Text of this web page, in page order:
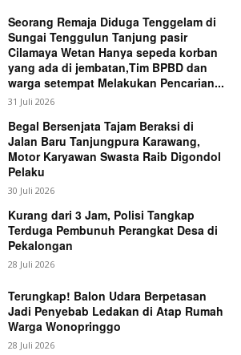
Seorang Remaja Diduga Tenggelam di
Sungai Tenggulun Tanjung pasir
Cilamaya Wetan Hanya sepeda korban
yang ada di jembatan,Tim BPBD dan
warga setempat Melakukan Pencarian...
31 Juli 2026
Begal Bersenjata Tajam Beraksi di
Jalan Baru Tanjungpura Karawang,
Motor Karyawan Swasta Raib Digondol
Pelaku
30 Juli 2026
Kurang dari 3 Jam, Polisi Tangkap
Terduga Pembunuh Perangkat Desa di
Pekalongan
28 Juli 2026
Terungkap! Balon Udara Berpetasan
Jadi Penyebab Ledakan di Atap Rumah
Warga Wonopringgo
28 Juli 2026